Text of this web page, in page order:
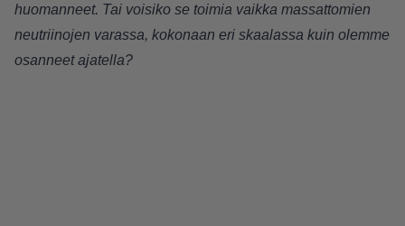
huomanneet. Tai voisiko se toimia vaikka massattomien
neutriinojen varassa, kokonaan eri skaalassa kuin olemme
osanneet ajatella?